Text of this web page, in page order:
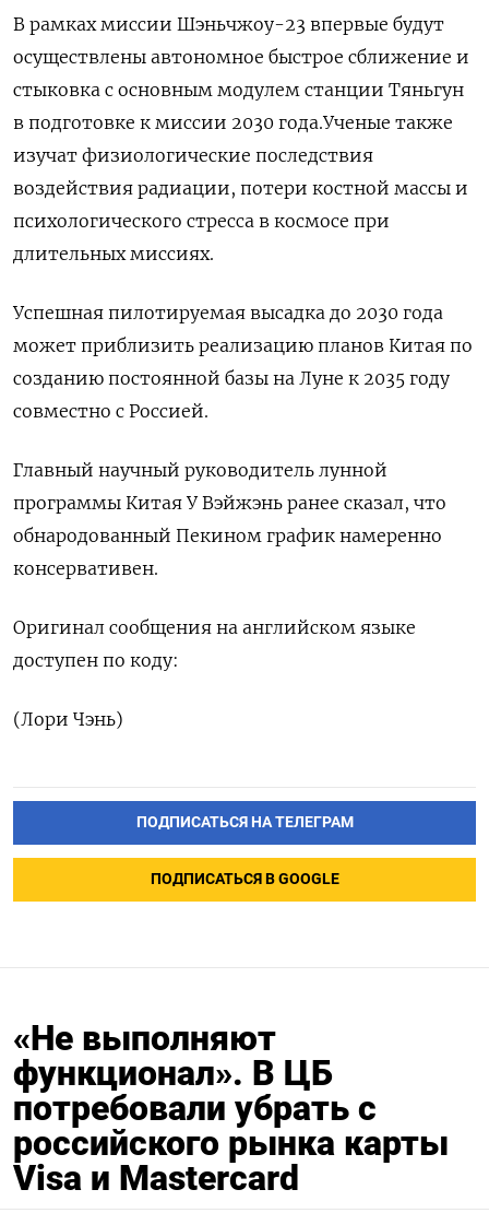
В рамках миссии Шэньчжоу-23 впервые будут
осуществлены автономное быстрое сближение и
стыковка с основным модулем станции Тяньгун
в подготовке к миссии 2030 года.Ученые также
изучат физиологические ​последствия
воздействия радиации, ⁠потери костной массы и
психологического стресса в космосе при
длительных миссиях.
Успешная пилотируемая высадка до 2030 года
может ‌приблизить реализацию планов Китая по
созданию постоянной базы на Луне ‌к 2035 году
совместно с Россией.
Главный научный руководитель лунной
программы Китая У Вэйжэнь ​ранее сказал, что
обнародованный Пекином график намеренно
консервативен.
Оригинал сообщения на ‌английском языке
доступен по коду:
(Лори Чэнь)
ПОДПИСАТЬСЯ НА ТЕЛЕГРАМ
ПОДПИСАТЬСЯ В GOOGLE
«Не выполняют
функционал». В ЦБ
потребовали убрать с
российского рынка карты
Visa и Mastercard